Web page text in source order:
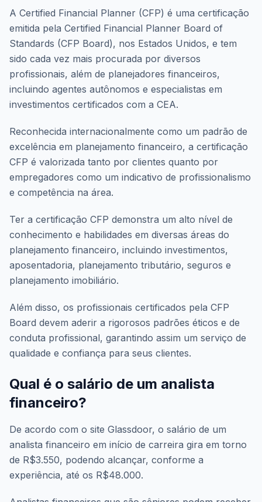
A Certified Financial Planner (CFP) é uma certificação
emitida pela Certified Financial Planner Board of
Standards (CFP Board), nos Estados Unidos, e tem
sido cada vez mais procurada por diversos
profissionais, além de planejadores financeiros,
incluindo agentes autônomos e especialistas em
investimentos certificados com a CEA.
Reconhecida internacionalmente como um padrão de
excelência em planejamento financeiro, a certificação
CFP é valorizada tanto por clientes quanto por
empregadores como um indicativo de profissionalismo
e competência na área.
Ter a certificação CFP demonstra um alto nível de
conhecimento e habilidades em diversas áreas do
planejamento financeiro, incluindo investimentos,
aposentadoria, planejamento tributário, seguros e
planejamento imobiliário.
Além disso, os profissionais certificados pela CFP
Board devem aderir a rigorosos padrões éticos e de
conduta profissional, garantindo assim um serviço de
qualidade e confiança para seus clientes.
Qual é o salário de um analista
financeiro?
De acordo com o site Glassdoor, o salário de um
analista financeiro em início de carreira gira em torno
de R$3.550, podendo alcançar, conforme a
experiência, até os R$48.000.